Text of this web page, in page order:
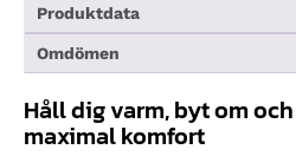
Produktdata
Omdömen
Håll dig varm, byt om
maximal komfort